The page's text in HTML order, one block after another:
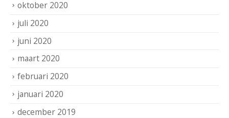
oktober 2020
juli 2020
juni 2020
maart 2020
februari 2020
januari 2020
december 2019